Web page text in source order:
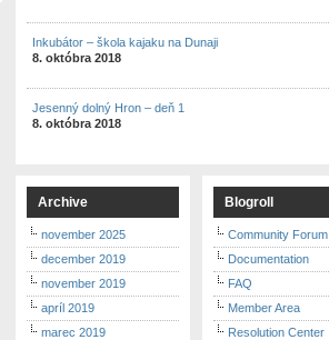
Inkubátor – škola kajaku na Dunaji
8. októbra 2018
Jesenný dolný Hron – deň 1
8. októbra 2018
Archive
november 2025
december 2019
november 2019
apríl 2019
marec 2019
Blogroll
Community Forum
Documentation
FAQ
Member Area
Resolution Center